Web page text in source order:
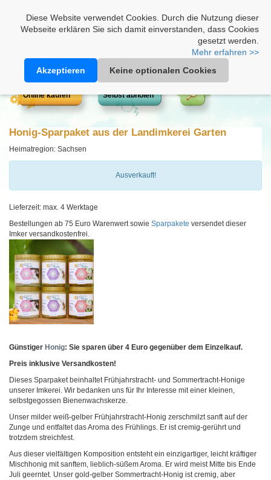
Diese Website verwendet Cookies. Durch die Nutzung dieser
Webseite erklären Sie sich damit einverstanden, dass Cookies
gesetzt werden.
Mehr erfahren >>
Akzeptieren
Keine optionalen Cookies
Online kaufen Selbst abholen
Honig-Sparpaket aus der Landimkerei Garten
Heimatregion: Sachsen
Ausverkauft!
Lieferzeit: max. 4 Werktage
Bestellungen ab 75 Euro Warenwert sowie Sparpakete versendet dieser
Imker versandkostenfrei.
Günstiger Honig: Sie sparen über 4 Euro gegenüber dem Einzelkauf.
Preis inklusive Versandkosten!
Dieses Sparpaket beinhaltet Frühjahrstracht- und Sommertracht-Honige
unserer Imkerei. Wir bedanken uns für Ihr Interesse mit einer kleinen,
selbstgegossen Bienenwachskerze.
Unser milder weiß-gelber Frühjahrstracht-Honig zerschmilzt sanft auf der
Zunge und entfaltet das Aroma des Frühlings. Er ist cremig-gerührt und
trotzdem streichfest.
Aus dieser vielfältigen Komposition entsteht ein einzigartiger, leicht kräftiger
Mischhonig mit sanftem, lieblich-süßem Aroma. Er wird meist Mitte bis Ende
Juli geerntet. Unser gold-gelber Sommertracht-Honig ist cremig, aber